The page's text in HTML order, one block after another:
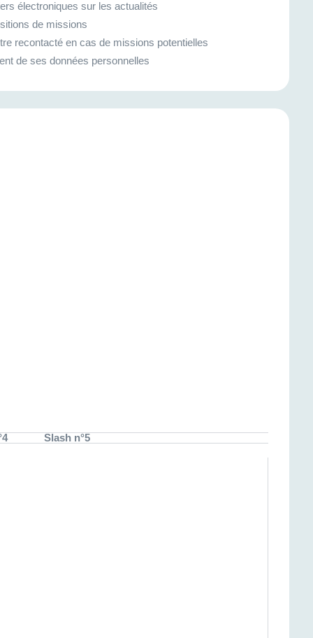
électroniques sur les actualités
de missions
recontacté en cas de missions potentielles
de ses données personnelles
Slash n°5